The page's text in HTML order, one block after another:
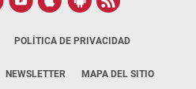
POLÍTICA DE PRIVACIDAD
NEWSLETTER MAPA DEL SITIO